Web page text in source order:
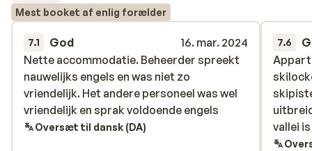
Mest booket af enlig forælder
7.1 God
16. mar. 2024
Nette accommodatie. Beheerder spreekt
nauwelijks engels en was niet zo
vriendelijk. Het andere personeel was wel
vriendelijk en sprak voldoende engels
Nette accommodatie. Beheerder spreekt
nauwelijks engels en was niet zo
vriendelijk. Het andere personeel was wel
vriendelijk en sprak voldoende engels
Oversæt til dansk (DA)
7.6
vallei
vallei